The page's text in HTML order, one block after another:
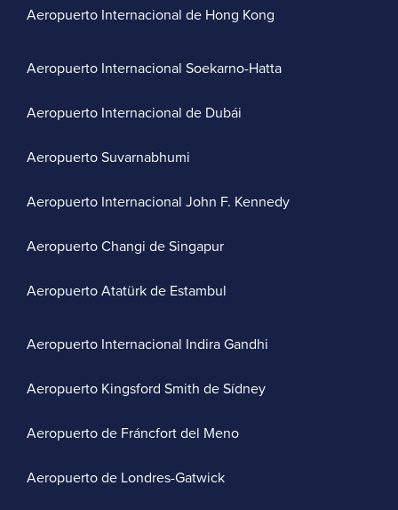
Aeropuerto Internacional de Hong Kong
Aeropuerto Internacional Soekarno-Hatta
Aeropuerto Internacional de Dubái
Aeropuerto Suvarnabhumi
Aeropuerto Internacional John F. Kennedy
Aeropuerto Changi de Singapur
Aeropuerto Atatürk de Estambul
Aeropuerto Internacional Indira Gandhi
Aeropuerto Kingsford Smith de Sídney
Aeropuerto de Fráncfort del Meno
Aeropuerto de Londres-Gatwick